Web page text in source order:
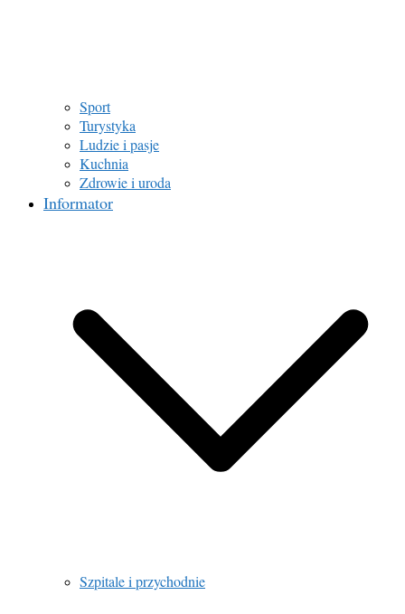
Sport
Turystyka
Ludzie i pasje
Kuchnia
Zdrowie i uroda
Informator
Szpitale i przychodnie